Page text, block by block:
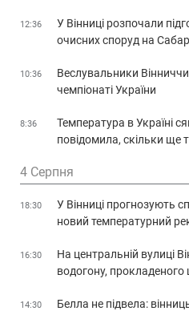
12:36
У Вінниці розпочали
очисних споруд на
10:36
Веслувальники
чемпіонаті України
8:36
Температура в Україні
повідомила, скільки ще
4 Серпня
18:30
У Вінниці прогнозують
новий температурний
16:30
На центральній вулиці
водогону, прокладеного
14:30
Белла не підвела: